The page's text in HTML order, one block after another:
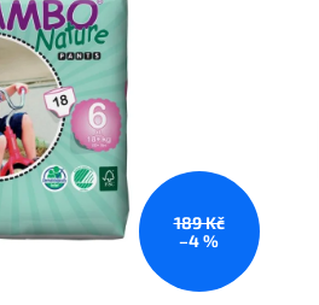
189 Kč
–4 %